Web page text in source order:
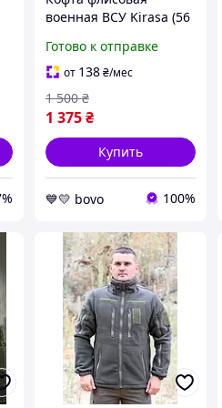
военная ВСУ Kirasa (56
флисовая кофта хаки,
кофта флис армейская
Готово к отправке
от 138 ₴/мес
1 375 ₴
1 500 ₴
Купить
💙💛 bovo 100%